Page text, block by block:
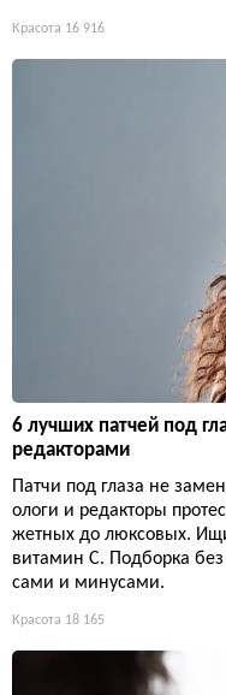
Красота 16 916
6 лучших патчей под
редакторами
Патчи под глаза не
ологи и редакторы
жетных до люксовых.
витамин С. Подборка
сами и минусами.
Красота 18 165